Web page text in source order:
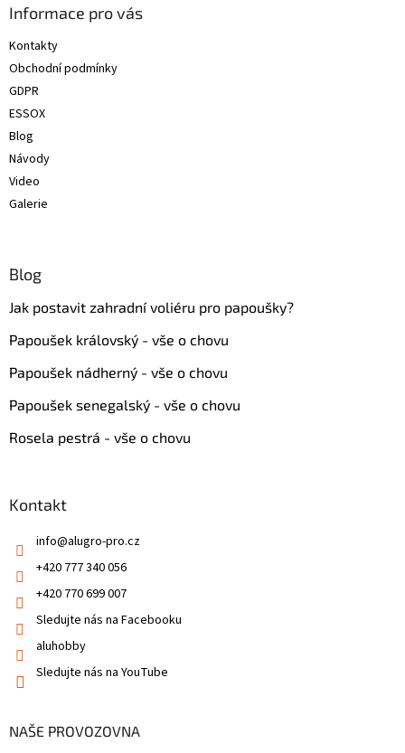
Informace pro vás
Kontakty
Obchodní podmínky
GDPR
ESSOX
Blog
Návody
Video
Galerie
Blog
Jak postavit zahradní voliéru pro papoušky?
Papoušek královský - vše o chovu
Papoušek nádherný - vše o chovu
Papoušek senegalský - vše o chovu
Rosela pestrá - vše o chovu
Kontakt
info@alugro-pro.cz
+420 777 340 056
+420 770 699 007
Sledujte nás na Facebooku
aluhobby
Sledujte nás na YouTube
NAŠE PROVOZOVNA